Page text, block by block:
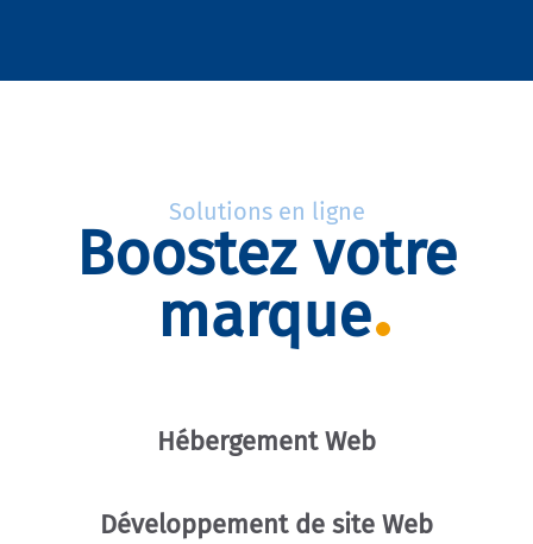
Solutions en ligne
Boostez votre
marque
Hébergement Web
Développement de site Web